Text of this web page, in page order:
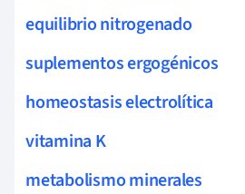
equilibrio nitrogenado
suplementos ergogénicos
homeostasis electrolítica
vitamina K
metabolismo minerales